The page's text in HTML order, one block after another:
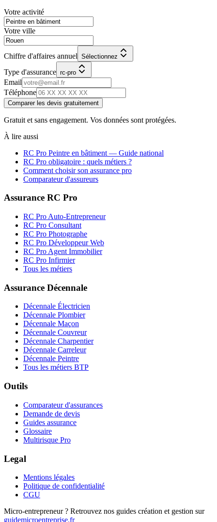
Votre activité
Votre ville
Chiffre d'affaires annuel Sélectionnez
Type d'assurance rc-pro
Email
Téléphone
Comparer les devis gratuitement
Gratuit et sans engagement. Vos données sont protégées.
À lire aussi
RC Pro Peintre en bâtiment — Guide national
RC Pro obligatoire : quels métiers ?
Comment choisir son assurance pro
Comparateur d'assureurs
Assurance RC Pro
RC Pro Auto-Entrepreneur
RC Pro Consultant
RC Pro Photographe
RC Pro Développeur Web
RC Pro Agent Immobilier
RC Pro Infirmier
Tous les métiers
Assurance Décennale
Décennale Électricien
Décennale Plombier
Décennale Maçon
Décennale Couvreur
Décennale Charpentier
Décennale Carreleur
Décennale Peintre
Tous les métiers BTP
Outils
Comparateur d'assurances
Demande de devis
Guides assurance
Glossaire
Multirisque Pro
Legal
Mentions légales
Politique de confidentialité
CGU
Micro-entrepreneur ? Retrouvez nos guides création et gestion sur
guidemicroentreprise.fr